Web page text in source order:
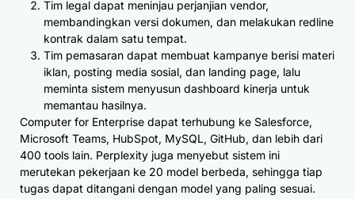
Tim legal dapat meninjau perjanjian vendor,
membandingkan versi dokumen, dan melakukan redline
kontrak dalam satu tempat.
Tim pemasaran dapat membuat kampanye berisi materi
iklan, posting media sosial, dan landing page, lalu
meminta sistem menyusun dashboard kinerja untuk
memantau hasilnya.
Computer for Enterprise dapat terhubung ke Salesforce,
Microsoft Teams, HubSpot, MySQL, GitHub, dan lebih dari
400 tools lain. Perplexity juga menyebut sistem ini
merutekan pekerjaan ke 20 model berbeda, sehingga tiap
tugas dapat ditangani dengan model yang paling sesuai.